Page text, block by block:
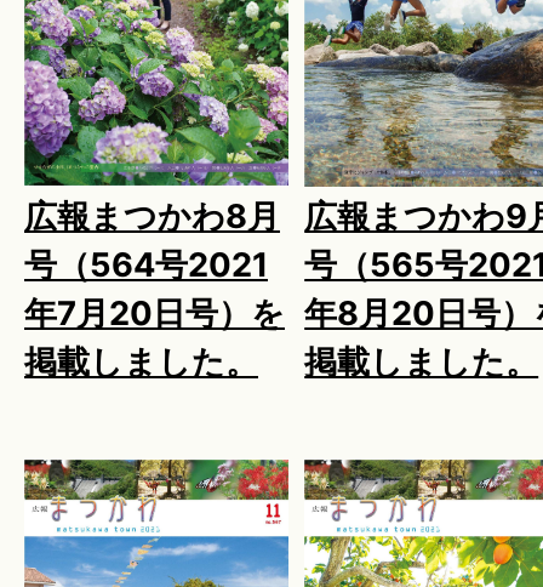
広報まつかわ8月
号（564号2021
年7月20日号）を
掲載しました。
広報まつかわ9
号（565号
年8月20日号）
掲載しました。